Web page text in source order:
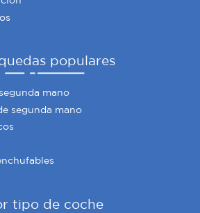
tráfico. Además, compartimos
que haga del sitio web con
redes sociales, publicidad y análisis
o que hayan recopilado a
populares
mano
segunda mano
tipo de coche